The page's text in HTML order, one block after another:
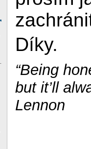
Díky.
“Being
but it’ll
Lennon